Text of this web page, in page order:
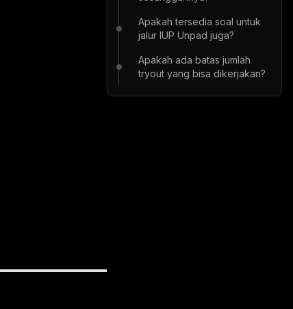
Apakah tersedia soal untuk
jalur IUP Unpad juga?
Apakah ada batas jumlah
tryout yang bisa dikerjakan?